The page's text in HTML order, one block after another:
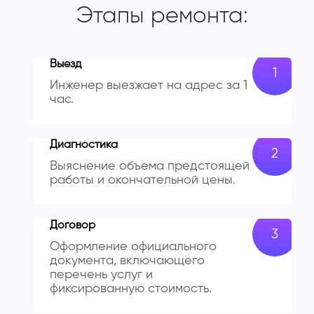
Этапы ремонта:
Выезд
Инженер выезжает на адрес за 1
час.
Диагностика
Выяснение объема предстоящей
работы и окончательной цены.
Договор
Оформление официального
документа, включающего
перечень услуг и
фиксированную стоимость.